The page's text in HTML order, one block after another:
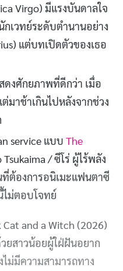
Virgo) มีแรงบันดาลใจ
เวทย์ระดับตำนานอย่าง
แต่บทเปิดตัวของเธอ
ดงศักยภาพที่ดีกว่า เมื่อ
มาช้าเกินไปหลังจากช่วง
service แบบ The
Tsukaima / ซีโร่ ผู้ไร้พลัง
ที่ต้องการอนิเมะแฟนตาซี
ไม่ตอบโจทย์
Cat and a Witch (2026)
ยสาวน้อยผู้ใฝ่ฝันอยาก
ม่มีความสามารถทาง